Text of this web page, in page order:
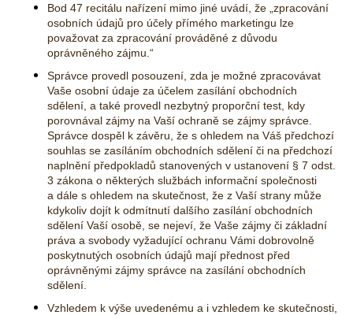
Bod 47 recitálu nařízení mimo jiné uvádí, že „zpracování
osobních údajů pro účely přímého marketingu lze
považovat za zpracování prováděné z důvodu
oprávněného zájmu.“
Správce provedl posouzení, zda je možné zpracovávat
Vaše osobní údaje za účelem zasílání obchodních
sdělení, a také provedl nezbytný proporční test, kdy
porovnával zájmy na Vaší ochraně se zájmy správce.
Správce dospěl k závěru, že s ohledem na Váš předchozí
souhlas se zasíláním obchodních sdělení či na předchozí
naplnění předpokladů stanovených v ustanovení § 7 odst.
3 zákona o některých službách informační společnosti
a dále s ohledem na skutečnost, že z Vaší strany může
kdykoliv dojít k odmítnutí dalšího zasílání obchodních
sdělení Vaší osobě, se nejeví, že Vaše zájmy či základní
práva a svobody vyžadující ochranu Vámi dobrovolně
poskytnutých osobních údajů mají přednost před
oprávněnými zájmy správce na zasílání obchodních
sdělení.
Vzhledem k výše uvedenému a i vzhledem ke skutečnosti,